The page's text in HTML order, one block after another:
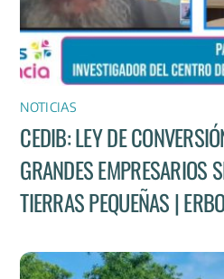
NOTICIAS
CEDIB: LEY DE
GRANDES EMPRESARIOS
TIERRAS PEQUEÑAS |